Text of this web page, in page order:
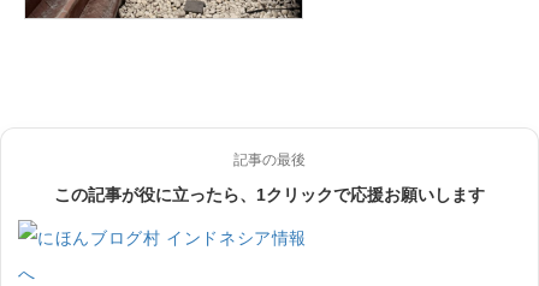
記事の最後
この記事が役に立ったら、1クリックで応援お願いします